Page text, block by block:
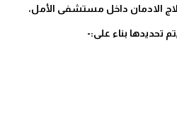
الادمان داخل مستشفى الأمل،
تحديدها بناء على:-